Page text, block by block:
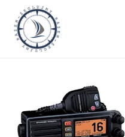
Przeskocz
treści